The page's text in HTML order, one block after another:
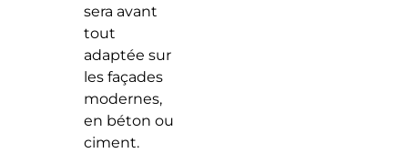
sera avant
tout
adaptée sur
les façades
modernes,
en béton ou
ciment.